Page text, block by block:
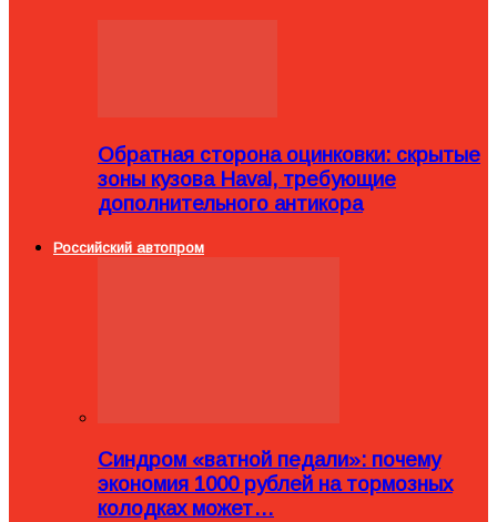
Обратная сторона оцинковки: скрытые
зоны кузова Haval, требующие
дополнительного антикора
Российский автопром
Синдром «ватной педали»: почему
экономия 1000 рублей на тормозных
колодках может…